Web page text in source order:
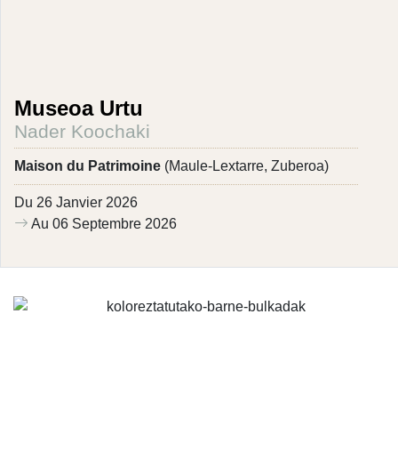
Museoa Urtu
Nader Koochaki
Maison du Patrimoine (Maule-Lextarre, Zuberoa)
Du 26 Janvier 2026
Au 06 Septembre 2026